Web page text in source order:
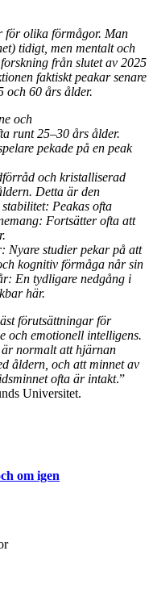
för olika förmågor. Man
tidigt, men mentalt och
från slutet av 2025
faktiskt peakar senare
och 60 års ålder.
och
runt 25–30 års ålder.
pekade på en peak
och kristalliserad
Detta är den
Peakas ofta
Fortsätter ofta att
Nyare studier pekar på att
kognitiv förmåga når sin
En tydligare nedgång i
här.
förutsättningar för
och emotionell intelligens.
är normalt att hjärnan
åldern, och att minnet av
ofta är intakt.”
Universitet.
om igen